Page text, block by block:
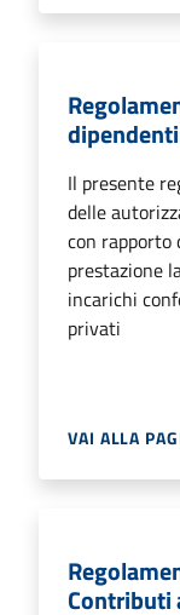
dipendenti
Il presente
delle
con rapporto
prestazione
incarichi
privati
VAI ALLA
Contributi